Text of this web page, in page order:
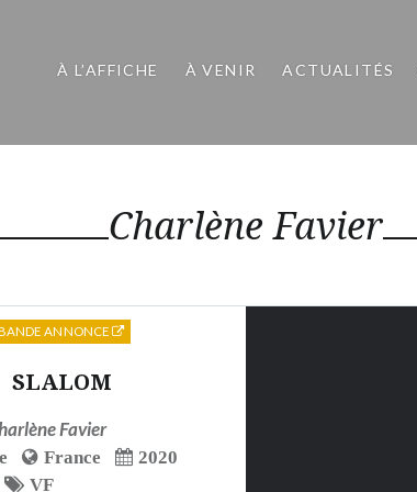
À L’AFFICHE À VENIR ACTUALITÉS
Charlène Favier
SLALOM
Favier
France
2020
VF
ANNONCE